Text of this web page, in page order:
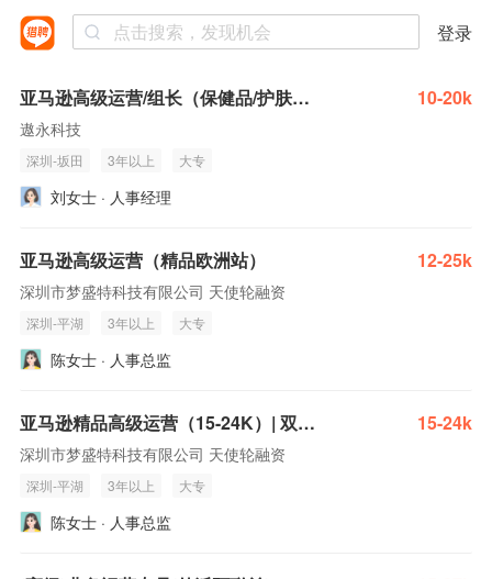
登录
亚马逊高级运营/组长（保健品/护肤品） 10-20k
遨永科技
深圳-坂田 3年以上 大专
刘女士 · 人事经理
亚马逊高级运营（精品欧洲站） 12-25k
深圳市梦盛特科技有限公司 天使轮融资
深圳-平湖 3年以上 大专
陈女士 · 人事总监
亚马逊精品高级运营（15-24K）| 双休不加班 15-24k
深圳市梦盛特科技有限公司 天使轮融资
深圳-平湖 3年以上 大专
陈女士 · 人事总监